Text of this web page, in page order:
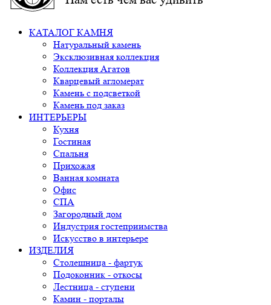
КАТАЛОГ КАМНЯ
Натуральный камень
Эксклюзивная коллекция
Коллекция Агатов
Кварцевый агломерат
Камень с подсветкой
Камень под заказ
ИНТЕРЬЕРЫ
Кухня
Гостиная
Спальня
Прихожая
Ванная комната
Офис
СПА
Загородный дом
Индустрия гостеприимства
Искусство в интерьере
ИЗДЕЛИЯ
Столешница - фартук
Подоконник - откосы
Лестница - ступени
Камин - порталы